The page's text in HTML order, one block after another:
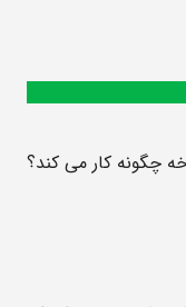
چگونه کار می کند؟